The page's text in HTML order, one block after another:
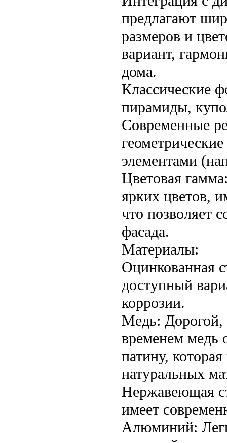
предлагают
размеров и
вариант,
дома.
Классические
пирамиды,
Современные
элементами
Цветовая
ярких цветов,
что позволяет
фасада.
Материалы:
Оцинкованная
доступный
коррозии.
Медь: Дорогой,
временем медь
патину,
натуральных
Нержавеющая
имеет
Алюминий: